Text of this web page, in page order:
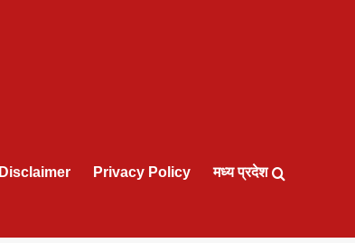
Disclaimer Privacy Policy मध्य प्रदेश